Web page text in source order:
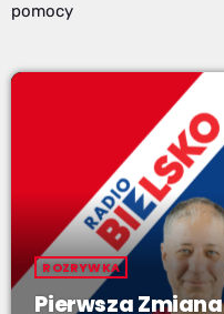
pomocy
ROZRYWKA
Pierwsza Zmiana